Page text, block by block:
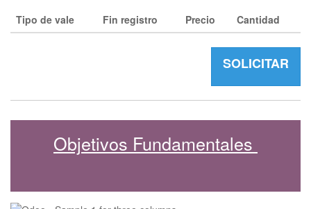
Tipo de vale Fin registro Precio Cantidad
SOLICITAR
Objetivos Fundamentales